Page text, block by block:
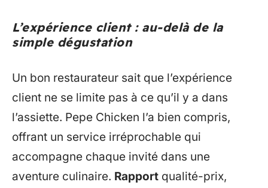
L’expérience client : au-delà de la
simple dégustation
Un bon restaurateur sait que l’expérience
client ne se limite pas à ce qu’il y a dans
l’assiette. Pepe Chicken l’a bien compris,
offrant un service irréprochable qui
accompagne chaque invité dans une
aventure culinaire. Rapport qualité-prix,